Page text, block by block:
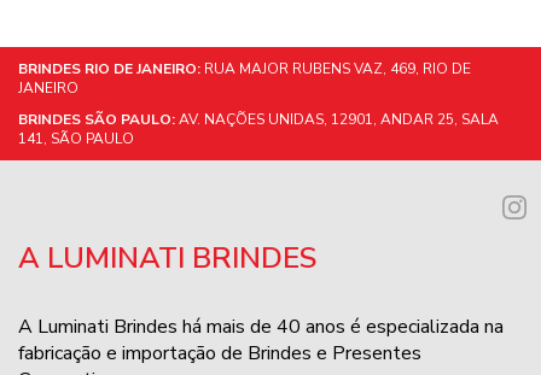
BRINDES RIO DE JANEIRO: RUA MAJOR RUBENS VAZ, 469, RIO DE
JANEIRO
BRINDES SÃO PAULO:AV. NAÇÕES UNIDAS, 12901, ANDAR 25, SALA
141, SÃO PAULO
A LUMINATI BRINDES
A Luminati Brindes há mais de 40 anos é especializada na
fabricação e importação de Brindes e Presentes